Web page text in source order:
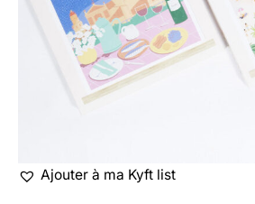
Ajouter à ma Kyft list